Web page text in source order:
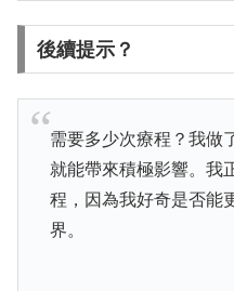
後續提示？
需要多少次療程？我做
就能帶來積極影響。我
程，因為我好奇是否能
界。